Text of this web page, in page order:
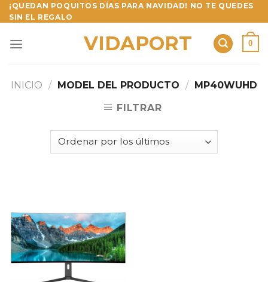
Skip
to
¡QUEDAN POQUITOS DÍAS PARA NAVIDAD! NO TE QUEDES
SIN EL REGALO
VIDAPORT 0
INICIO / MODEL DEL PRODUCTO / MP40WUHD
FILTRAR